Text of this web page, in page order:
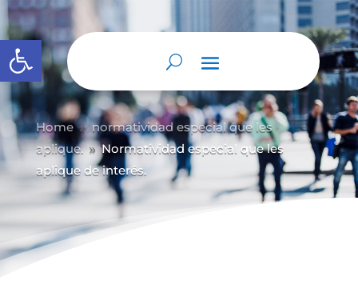
Abrir barra de herramientas
Home 9 normatividad especial que les
aplique. 9 Normatividad especial que les
aplique de interés.